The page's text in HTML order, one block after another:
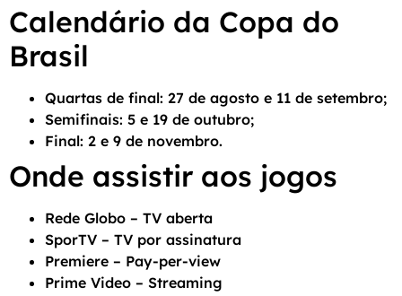
Calendário da Copa do
Brasil
Quartas de final: 27 de agosto e 11 de setembro;
Semifinais: 5 e 19 de outubro;
Final: 2 e 9 de novembro.
Onde assistir aos jogos
Rede Globo – TV aberta
SporTV – TV por assinatura
Premiere – Pay-per-view
Prime Video – Streaming